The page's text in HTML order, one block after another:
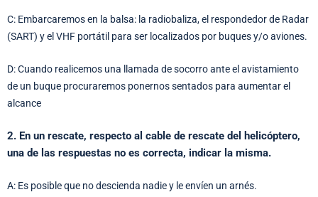
C: Embarcaremos en la balsa: la radiobaliza, el respondedor de Radar
(SART) y el VHF portátil para ser localizados por buques y/o aviones.
D: Cuando realicemos una llamada de socorro ante el avistamiento
de un buque procuraremos ponernos sentados para aumentar el
alcance
2. En un rescate, respecto al cable de rescate del helicóptero,
una de las respuestas no es correcta, indicar la misma.
A: Es posible que no descienda nadie y le envíen un arnés.